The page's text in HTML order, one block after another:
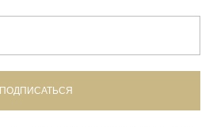
ПОДПИСАТЬСЯ